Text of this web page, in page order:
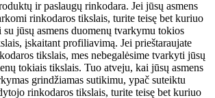
ir paslaugų rinkodara. Jei jūsų asmens
rinkodaros tikslais, turite teisę bet kuriuo
su jūsų asmens duomenų tvarkymu tokios
įskaitant profiliavimą. Jei prieštaraujate
tikslais, mes nebegalėsime tvarkyti jūsų
tokiais tikslais. Tuo atveju, kai jūsų asmens
grindžiamas sutikimu, ypač suteiktu
rinkodaros tikslais, turite teisę bet kuriuo